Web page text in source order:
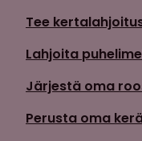
Tee
Lahjoita
Järjestä oma
Perusta oma